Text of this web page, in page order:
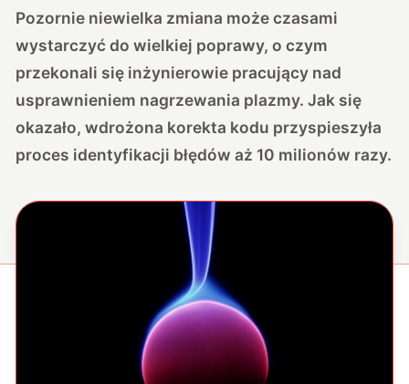
Pozornie niewielka zmiana może czasami
wystarczyć do wielkiej poprawy, o czym
przekonali się inżynierowie pracujący nad
usprawnieniem nagrzewania plazmy. Jak się
okazało, wdrożona korekta kodu przyspieszyła
proces identyfikacji błędów aż 10 milionów razy.